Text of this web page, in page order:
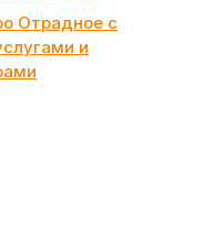
Отрадное с
и